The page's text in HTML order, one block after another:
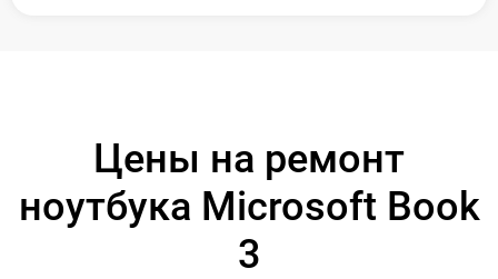
Цены на ремонт
ноутбука Microsoft Book
3